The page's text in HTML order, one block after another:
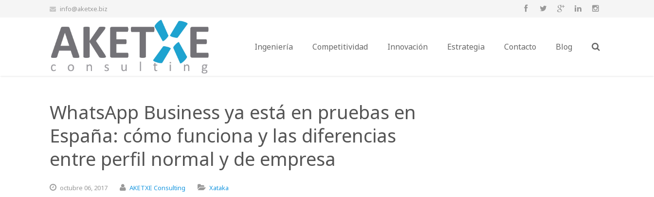
info@aketxe.biz
Ingeniería Competitividad Innovación Estrategia Contacto Blog
WhatsApp Business ya está en pruebas en
España: cómo funciona y las diferencias
entre perfil normal y de empresa
octubre 06, 2017 AKETXE Consulting Xataka